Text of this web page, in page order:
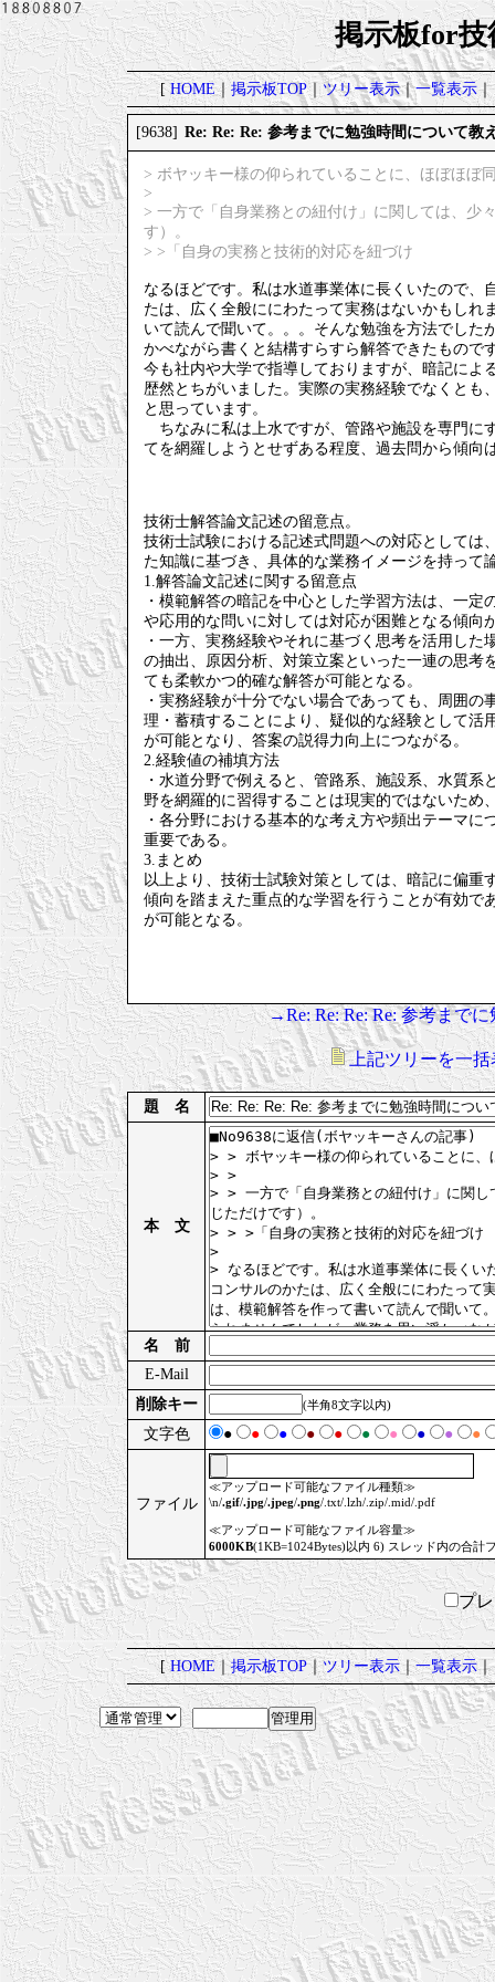
掲示板for技
[HOME｜掲示板TOP｜ツリー表示｜一覧表示｜
[9638] Re: Re: Re: 参考までに勉強時間について教
> ボヤッキー様の仰られていることに、ほぼほぼ
>
> 一方で「自身業務との紐付け」に関しては、少
す）。
> >「自身の実務と技術的対応を紐づけ
なるほどです。私は水道事業体に長くいたので
たは、広く全般ににわたって実務はないかもし
いて読んで聞いて。。。そんな勉強を方法でし
かべながら書くと結構すらすら解答できたもので
今も社内や大学で指導しておりますが、暗記によ
歴然とちがいました。実際の実務経験でなくと
と思っています。
ちなみに私は上水ですが、管路や施設を専門に
てを網羅しようとせずある程度、過去問から傾向
技術士解答論文記述の留意点。
技術士試験における記述式問題への対応としては
た知識に基づき、具体的な業務イメージを持っ
1.解答論文記述に関する留意点
・模範解答の暗記を中心とした学習方法は、一
や応用的な問いに対しては対応が困難となる傾向
・一方、実務経験やそれに基づく思考を活用し
の抽出、原因分析、対策立案といった一連の思考
ても柔軟かつ的確な解答が可能となる。
・実務経験が十分でない場合であっても、周囲
理・蓄積することにより、疑似的な経験として活
が可能となり、答案の説得力向上につながる。
2.経験値の補填方法
・水道分野で例えると、管路系、施設系、水質
野を網羅的に習得することは現実的ではないため
・各分野における基本的な考え方や頻出テーマ
重要である。
3.まとめ
以上より、技術士試験対策としては、暗記に偏
傾向を踏まえた重点的な学習を行うことが有効で
が可能となる。
→Re: Re: Re: Re: 参考まで
上記ツリーを一括
題 名
本 文
名 前
E-Mail
削除キー
(半角8文字以内)
文字色 ● ● ● ● ● ● ● ● ● ●
ファイル
≪アップロード可能なファイル種類≫
\n/.gif/.jpg/.jpeg/.png/.txt/.lzh/.zip/.mid/.pdf
≪アップロード可能なファイル容量≫
6000KB(1KB=1024Bytes)以内 6) スレッド内の合計
プ
[HOME｜掲示板TOP｜ツリー表示｜一覧表示｜